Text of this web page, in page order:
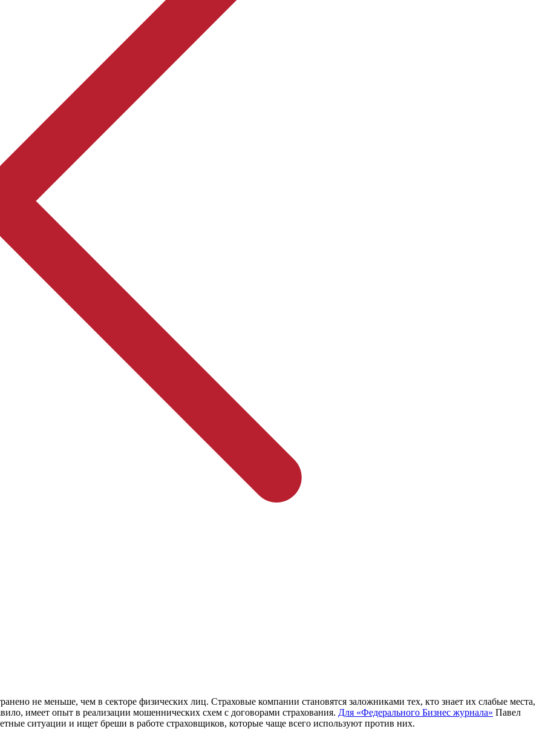
не меньше, чем в секторе физических лиц. Страховые компании становятся заложниками тех, кто знает их слабые места,
имеет опыт в реализации мошеннических схем с договорами страхования. Для «Федерального Бизнес журнала» Павел
ситуации и ищет бреши в работе страховщиков, которые чаще всего используют против них.